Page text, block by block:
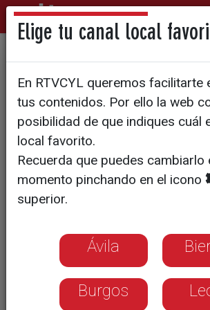
La maduración en
aliado científico
queso único
Una investigación del
condiciones de las bodegas
tradicionales para lograr
Elige tu canal local
En RTVCYL queremos facilitarte
tus contenidos. Por ello la web
posibilidad de que indiques cuál
local favorito.
Recuerda que puedes cambiarlo
momento pinchando en el icono
superior.
Ávila
Burgos